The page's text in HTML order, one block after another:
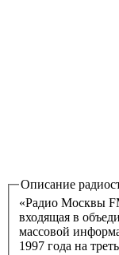
Описание
«Радио Москвы
входящая в
массовой
1997 года на